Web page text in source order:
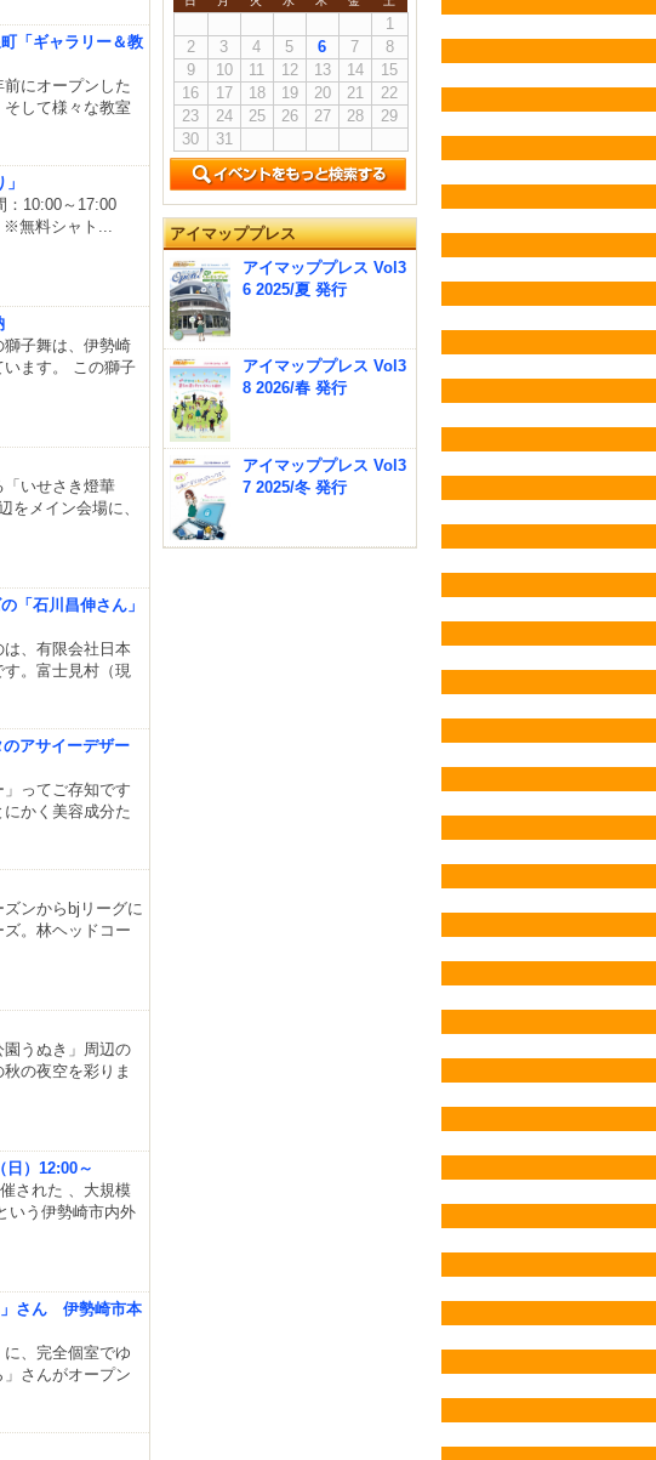
「ギャラリー＆教
にオープンした
そして様々な教室
：10:00～17:00
※無料シャト...
子舞は、伊勢崎
ます。 この獅子
「いせさき燈華
をメイン会場に、
「石川昌伸さん」
、有限会社日本
。富士見村（現
アサイーデザー
ってご存知です
かく美容成分た
ンからbjリーグに
。林ヘッドコー
うぬき」周辺の
の夜空を彩りま
）12:00～
された 、大規模
いう伊勢崎市内外
」さん 伊勢崎市本
、完全個室でゆ
さんがオープン
1
2
3 4 5 6 7
8
9
10 11 12 13 14
15
16
17 18 19 20 21
22
23
24 25 26 27 28
29
30
31
アイマッププレス
アイマッププレス Vol3
6 2025/夏 発行
アイマッププレス Vol3
8 2026/春 発行
アイマッププレス Vol3
7 2025/冬 発行